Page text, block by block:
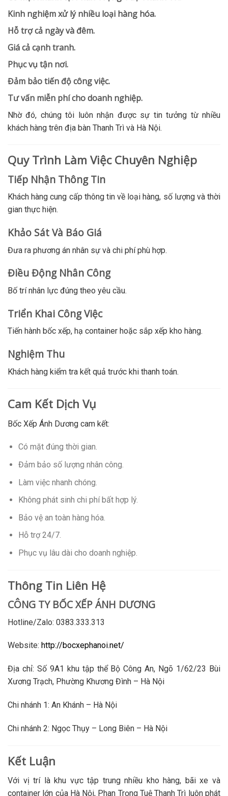
Kinh nghiệm xử lý nhiều loại hàng hóa.
Hỗ trợ cả ngày và đêm.
Giá cả cạnh tranh.
Phục vụ tận nơi.
Đảm bảo tiến độ công việc.
Tư vấn miễn phí cho doanh nghiệp.
Nhờ đó, chúng tôi luôn nhận được sự tin tưởng từ nhiều
khách hàng trên địa bàn Thanh Trì và Hà Nội.
Quy Trình Làm Việc Chuyên Nghiệp
Tiếp Nhận Thông Tin
Khách hàng cung cấp thông tin về loại hàng, số lượng và thời
gian thực hiện.
Khảo Sát Và Báo Giá
Đưa ra phương án nhân sự và chi phí phù hợp.
Điều Động Nhân Công
Bố trí nhân lực đúng theo yêu cầu.
Triển Khai Công Việc
Tiến hành bốc xếp, hạ container hoặc sắp xếp kho hàng.
Nghiệm Thu
Khách hàng kiểm tra kết quả trước khi thanh toán.
Cam Kết Dịch Vụ
Bốc Xếp Ánh Dương cam kết:
Có mặt đúng thời gian.
Đảm bảo số lượng nhân công.
Làm việc nhanh chóng.
Không phát sinh chi phí bất hợp lý.
Bảo vệ an toàn hàng hóa.
Hỗ trợ 24/7.
Phục vụ lâu dài cho doanh nghiệp.
Thông Tin Liên Hệ
CÔNG TY BỐC XẾP ÁNH DƯƠNG
Hotline/Zalo: 0383.333.313
Website: http://bocxephanoi.net/
Địa chỉ: Số 9A1 khu tập thể Bộ Công An, Ngõ 1/62/23 Bùi
Xương Trạch, Phường Khương Đình – Hà Nội
Chi nhánh 1: An Khánh – Hà Nội
Chi nhánh 2: Ngọc Thụy – Long Biên – Hà Nội
Kết Luận
Với vị trí là khu vực tập trung nhiều kho hàng, bãi xe và
container lớn của Hà Nội, Phan Trọng Tuệ Thanh Trì luôn phát